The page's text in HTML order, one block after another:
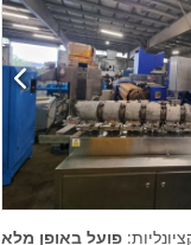
פועל באופן מלא